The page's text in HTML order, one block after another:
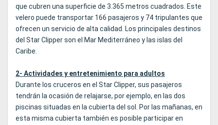
que cubren una superficie de 3.365 metros cuadrados. Este
velero puede transportar 166 pasajeros y 74 tripulantes que
ofrecen un servicio de alta calidad. Los principales destinos
del Star Clipper son el Mar Mediterráneo y las islas del
Caribe.
2- Actividades y entretenimiento para adultos
Durante los cruceros en el Star Clipper, sus pasajeros
tendrán la ocasión de relajarse, por ejemplo, en las dos
piscinas situadas en la cubierta del sol. Por las mañanas, en
esta misma cubierta también es posible participar en